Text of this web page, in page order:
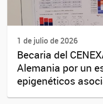
1 de julio de 2026
Becaria del
Alemania por un
epigenéticos